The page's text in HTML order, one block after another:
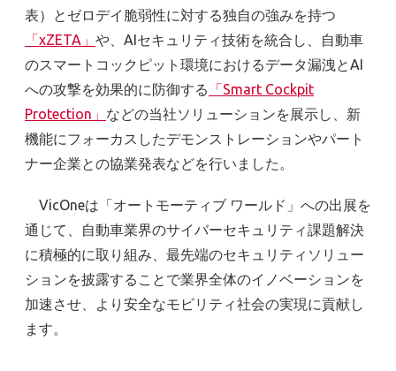
表）とゼロデイ脆弱性に対する独自の強みを持つ
「xZETA」 や、AIセキュリティ技術を統合し、自動車
のスマートコックピット環境におけるデータ漏洩とAI
への攻撃を効果的に防御する
「Smart Cockpit
Protection」 などの当社ソリューションを展示し、新
機能にフォーカスしたデモンストレーションやパート
ナー企業との協業発表などを行いました。
VicOneは「オートモーティブ ワールド」への出展を
通じて、自動車業界のサイバーセキュリティ課題解決
に積極的に取り組み、最先端のセキュリティソリュー
ションを披露することで業界全体のイノベーションを
加速させ、より安全なモビリティ社会の実現に貢献し
ます。